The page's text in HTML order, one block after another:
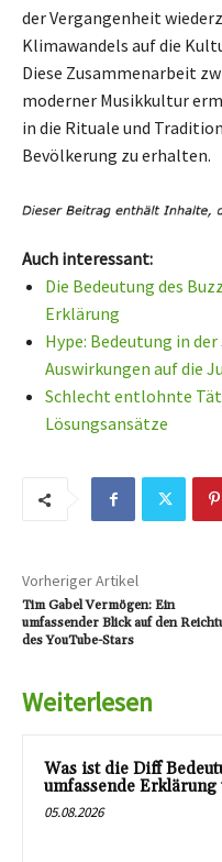
der Vergangenheit
Klimawandels auf die
Diese Zusammenarbeit
moderner Musikkultur
in die Rituale und
Bevölkerung zu erhalten.
Auch interessant:
Die Bedeutung des
Erklärung
Hype: Bedeutung in
Auswirkungen auf die
Schlecht entlohnte
Lösungsansätze
Vorheriger Artikel
Tim Gabel Vermögen: Ein
umfassender Blick auf den
des YouTube-Stars
Weiterlesen
Was ist die Diff
umfassende
05.08.2026